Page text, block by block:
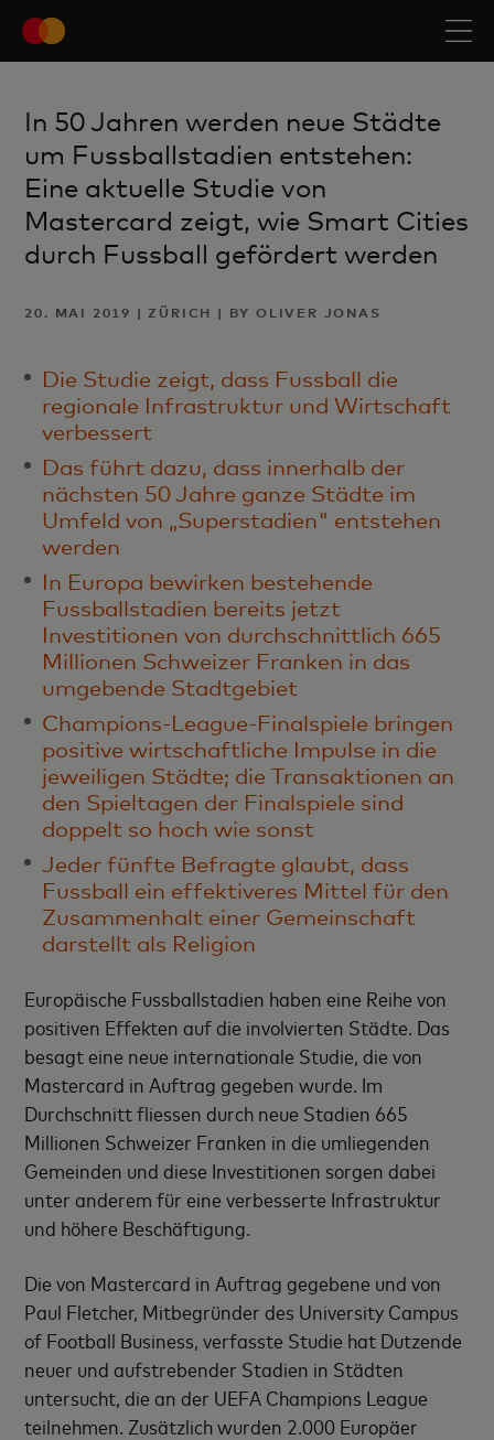
In 50 Jahren werden neue Städte
um Fussballstadien entstehen:
Eine aktuelle Studie von
Mastercard zeigt, wie Smart Cities
durch Fussball gefördert werden
20. MAI 2019 | ZÜRICH | BY OLIVER JONAS
Die Studie zeigt, dass Fussball die
regionale Infrastruktur und Wirtschaft
verbessert
Das führt dazu, dass innerhalb der
nächsten 50 Jahre ganze Städte im
Umfeld von „Superstadien" entstehen
werden
In Europa bewirken bestehende
Fussballstadien bereits jetzt
Investitionen von durchschnittlich 665
Millionen Schweizer Franken in das
umgebende Stadtgebiet
Champions-League-Finalspiele bringen
positive wirtschaftliche Impulse in die
jeweiligen Städte; die Transaktionen an
den Spieltagen der Finalspiele sind
doppelt so hoch wie sonst
Jeder fünfte Befragte glaubt, dass
Fussball ein effektiveres Mittel für den
Zusammenhalt einer Gemeinschaft
darstellt als Religion
Europäische Fussballstadien haben eine Reihe von
positiven Effekten auf die involvierten Städte. Das
besagt eine neue internationale Studie, die von
Mastercard in Auftrag gegeben wurde. Im
Durchschnitt fliessen durch neue Stadien 665
Millionen Schweizer Franken in die umliegenden
Gemeinden und diese Investitionen sorgen dabei
unter anderem für eine verbesserte Infrastruktur
und höhere Beschäftigung.
Die von Mastercard in Auftrag gegebene und von
Paul Fletcher, Mitbegründer des University Campus
of Football Business, verfasste Studie hat Dutzende
neuer und aufstrebender Stadien in Städten
untersucht, die an der UEFA Champions League
teilnehmen. Zusätzlich wurden 2.000 Europäer